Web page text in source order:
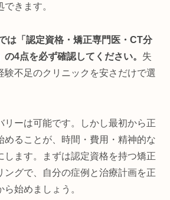
きます。
は「認定資格・矯正専門医・CT分
4点を必ず確認してください。 失
験不足のクリニックを安さだけで選
リーは可能です。しかし最初から正
めることが、時間・費用・精神的な
します。まずは認定資格を持つ矯正
ングで、自分の症例と治療計画を正
始めましょう。